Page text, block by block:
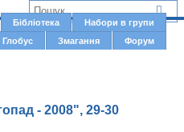
navigation
Бібліотека
Набори в групи
Глобус Змагання Форум
- 2008", 29-30